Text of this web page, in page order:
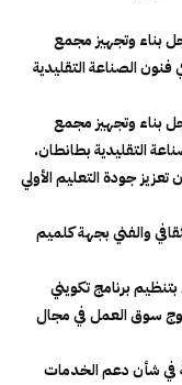
بناء وتجهيز مجمع
فنون الصناعة التقليدية
بناء وتجهيز مجمع
التقليدية بطانطان.
جودة التعليم الأولي
والفني بجهة كلميم
برنامج تكويني
سوق العمل في مجال
في شأن دعم الخدمات